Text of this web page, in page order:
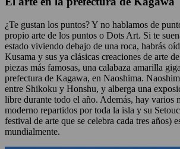
¿Te gustan los puntos? Y no hablamos de
propio arte de los puntos o Dots Art. Si te
estado viviendo debajo de una roca, habrás
Kusama y sus ya clásicas creaciones de arte
piezas más famosas, una calabaza amarilla
prefectura de Kagawa, en Naoshima.
entre Shikoku y Honshu, y alberga una
libre durante todo el año. Además, hay varios
moderno repartidos por toda la isla y su
festival de arte que se celebra cada tres años)
mundialmente.